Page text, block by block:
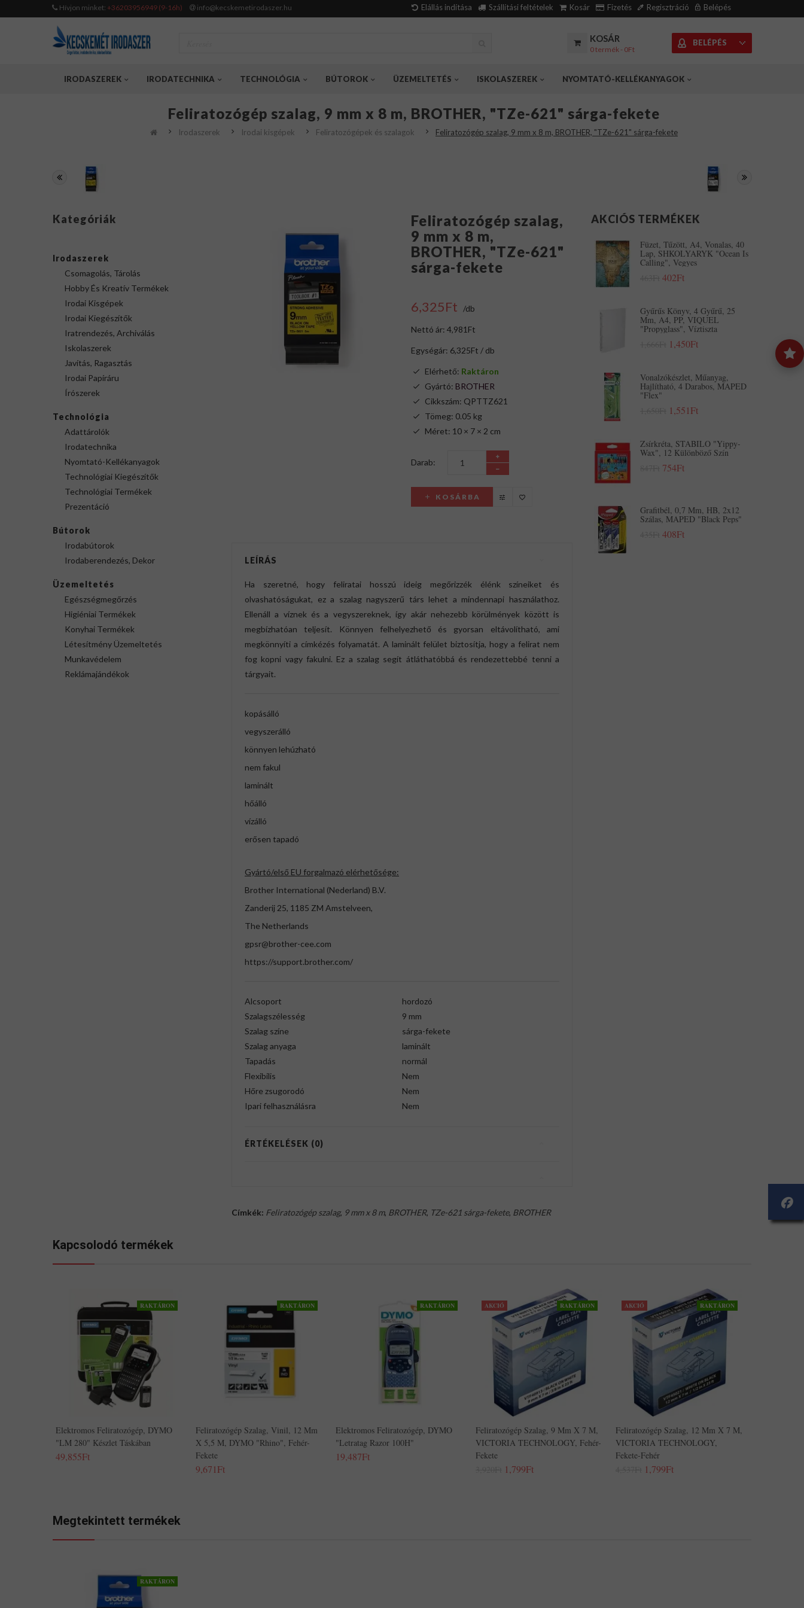
Hívjon minket: +36203956949 (9-16h) info@kecskemetirodaszer.hu Elállás indítása Szállítási feltételek Kosár Fizetés Regisztráció Belépés
KOSÁR
0 termék - 0Ft
BELÉPÉS
IRODASZEREK IRODATECHNIKA TECHNOLÓGIA BÚTOROK ÜZEMELTETÉS ISKOLASZEREK NYOMTATÓ-KELLÉKANYAGOK
Feliratozógép szalag, 9 mm x 8 m, BROTHER, "TZe-621" sárga-fekete
Irodaszerek Irodai kisgépek Feliratozógépek és szalagok Feliratozógép szalag, 9 mm x 8 m, BROTHER, "TZe-621" sárga-fekete
Kategóriák
Irodaszerek
Csomagolás, Tárolás
Hobby És Kreatív Termékek
Irodai Kisgépek
Irodai Kiegészítők
Iratrendezés, Archiválás
Iskolaszerek
Javítás, Ragasztás
Irodai Papíráru
Írószerek
Technológia
Adattárolók
Irodatechnika
Nyomtató-Kellékanyagok
Technológiai Kiegészítők
Technológiai Termékek
Prezentáció
Bútorok
Irodabútorok
Irodaberendezés, Dekor
Üzemeltetés
Egészségmegőrzés
Higiéniai Termékek
Konyhai Termékek
Létesítmény Üzemeltetés
Munkavédelem
Reklámajándékok
Feliratozógép szalag,
9 mm x 8 m,
BROTHER, "TZe-621"
sárga-fekete
6,325Ft /db
Nettó ár: 4,981Ft
Egységár: 6,325Ft / db
Elérhető: Raktáron
Gyártó: BROTHER
Cikkszám: QPTTZ621
Tömeg: 0.05 kg
Méret: 10 × 7 × 2 cm
Darab:
KOSÁRBA
LEÍRÁS
Ha szeretné, hogy feliratai hosszú ideig megőrizzék élénk színeiket és
olvashatóságukat, ez a szalag nagyszerű társ lehet a mindennapi használathoz.
Ellenáll a víznek és a vegyszereknek, így akár nehezebb körülmények között is
megbízhatóan teljesít. Könnyen felhelyezhető és gyorsan eltávolítható, ami
megkönnyíti a címkézés folyamatát. A laminált felület biztosítja, hogy a felirat nem
fog kopni vagy fakulni. Ez a szalag segít átláthatóbbá és rendezettebbé tenni a
tárgyait.
kopásálló
vegyszerálló
könnyen lehúzható
nem fakul
laminált
hőálló
vízálló
erősen tapadó
Gyártó/első EU forgalmazó elérhetősége:
Brother International (Nederland) B.V.
Zanderij 25, 1185 ZM Amstelveen,
The Netherlands
gpsr@brother-cee.com
https://support.brother.com/
Alcsoport
hordozó
Szalagszélesség
9 mm
Szalag színe
sárga-fekete
Szalag anyaga
laminált
Tapadás
normál
Flexibilis
Nem
Hőre zsugorodó
Nem
Ipari felhasználásra
Nem
ÉRTÉKELÉSEK (0)
Címkék: Feliratozógép szalag, 9 mm x 8 m, BROTHER, TZe-621 sárga-fekete, BROTHER
AKCIÓS TERMÉKEK
Füzet, Tűzött, A4, Vonalas, 40
Lap, SHKOLYARYK "Ocean Is
Calling", Vegyes
402Ft
Gyűrűs Könyv, 4 Gyűrű, 25
Mm, A4, PP, VIQUEL
"Propyglass", Víztiszta
1,450Ft
Vonalzókészlet, Műanyag,
Hajlítható, 4 Darabos, MAPED
"Flex"
1,551Ft
Zsírkréta, STABILO "Yippy-
Wax", 12 Különböző Szín
754Ft
Grafitbél, 0,7 Mm, HB, 2x12
Szálas, MAPED "Black Peps"
408Ft
Kapcsolodó termékek
RAKTÁRON
Elektromos Feliratozógép, DYMO
"LM 280" Készlet Táskában
49,855Ft
RAKTÁRON
Feliratozógép Szalag, Vinil, 12 Mm
X 5,5 M, DYMO "Rhino", Fehér-
Fekete
9,671Ft
RAKTÁRON
Elektromos Feliratozógép, DYMO
"Letratag Razor 100H"
19,487Ft
AKCIÓ RAKTÁRON
Feliratozógép Szalag, 9 Mm X 7 M,
VICTORIA TECHNOLOGY, Fehér-
Fekete
1,799Ft
AKCIÓ RAKTÁRON
Feliratozógép Szalag, 12 Mm X 7 M,
VICTORIA TECHNOLOGY,
Fekete-Fehér
1,799Ft
Megtekintett termékek
RAKTÁRON